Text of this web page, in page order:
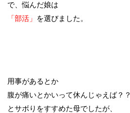
で、悩んだ娘は
「部活」
を選びました。
用事があるとか
腹が痛いとかいって休んじゃえば？？
とサボりをすすめた母でしたが、